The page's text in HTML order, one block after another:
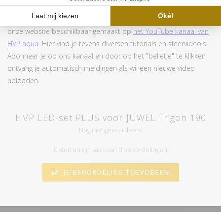
HVP aqua RetroLine? Wij hebben meerdere YouTube video's om
de selectie van jouw ideale lamp en/of set en de werking van
onze website beschikbaar gemaakt op het YouTube kanaal van
HVP aqua. Hier vind je tevens diversen tutorials en sfeervideo's.
Abonneer je op ons kanaal en door op het "belletje" te klikken
ontvang je automatisch meldingen als wij een nieuwe video
uploaden.
HVP LED-set PLUS voor JUWEL Trigon 190
Nog niet gewaardeerd
0 sterren op basis van 0 beoordelingen
JE BEOORDELING TOEVOEGEN